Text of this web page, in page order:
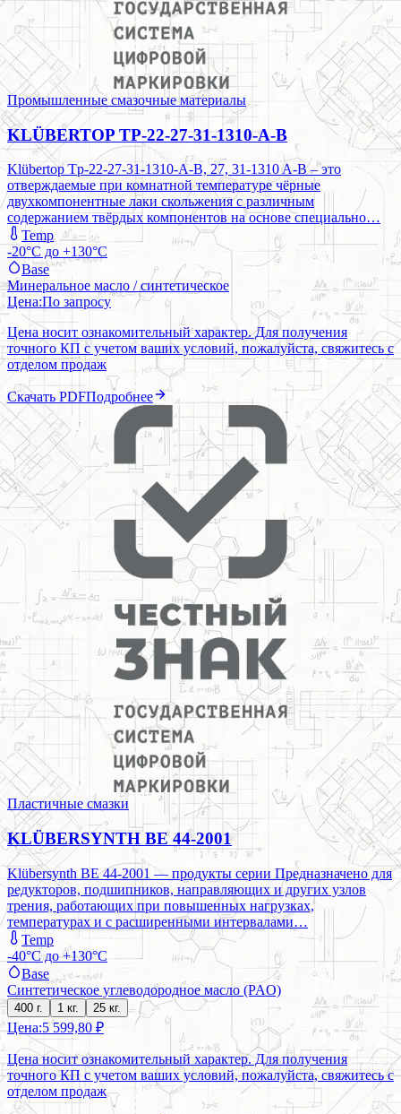
Промышленные смазочные материалы
KLÜBERTOP TP-22-27-31-1310-A-B
Klübertop Tp-22-27-31-1310-A-B, 27, 31-1310 A-B – это
отверждаемые при комнатной температуре чёрные
двухкомпонентные лаки скольжения с различным
содержанием твёрдых компонентов на основе специально…
Temp
-20°C до +130°C
Base
Минеральное масло / синтетическое
Цена:По запросу
Цена носит ознакомительный характер. Для получения
точного КП с учетом ваших условий, пожалуйста, свяжитесь с
отделом продаж
Скачать PDFПодробнее
Пластичные смазки
KLÜBERSYNTH BE 44-2001
Klübersynth BE 44-2001 — продукты серии Предназначено для
редукторов, подшипников, направляющих и других узлов
трения, работающих при повышенных нагрузках,
температурах и с расширенными интервалами…
Temp
-40°C до +130°C
Base
Синтетическое углеводородное масло (PAO)
400 г. 1 кг. 25 кг.
Цена:5 599,80 ₽
Цена носит ознакомительный характер. Для получения
точного КП с учетом ваших условий, пожалуйста, свяжитесь с
отделом продаж